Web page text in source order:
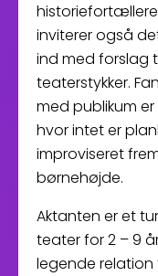
inviterer også
ind med forslag
teaterstykker.
med publikum
hvor intet er
improviseret
børnehøjde.
Aktanten er et
teater for 2 – 9
legende